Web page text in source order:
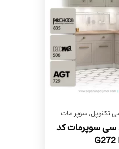
تکنوپل,سوپر مات
سی سوپرمات کد
G272